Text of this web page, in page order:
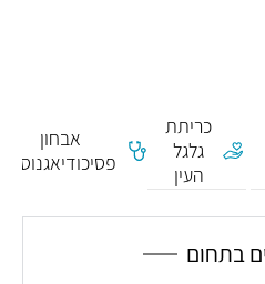
כריתת
גלגל
העין
אבחון
פסיכודיאגנוסטי
בתחום